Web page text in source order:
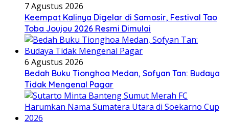
7 Agustus 2026
Keempat Kalinya Digelar di Samosir, Festival Tao
Toba Joujou 2026 Resmi Dimulai
6 Agustus 2026
Bedah Buku Tionghoa Medan, Sofyan Tan: Budaya
Tidak Mengenal Pagar